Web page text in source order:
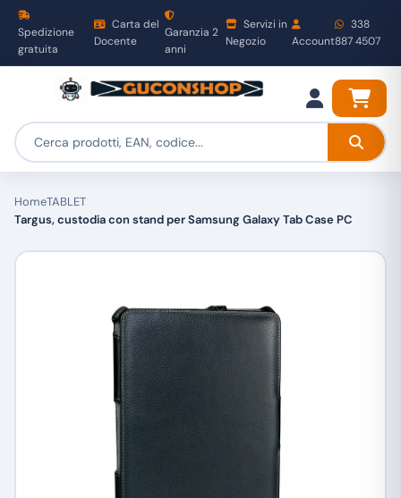
Spedizione
gratuita
Carta del
Docente
Garanzia 2
anni
Servizi in
Negozio
Account
338
887 4507
HomeTABLET
Targus, custodia con stand per Samsung Galaxy Tab Case PC